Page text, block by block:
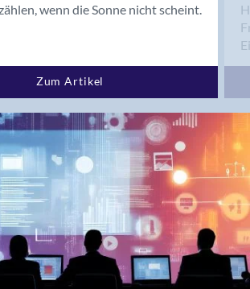
Bern
wenn die Sonne nicht scheint.
Zum Artikel